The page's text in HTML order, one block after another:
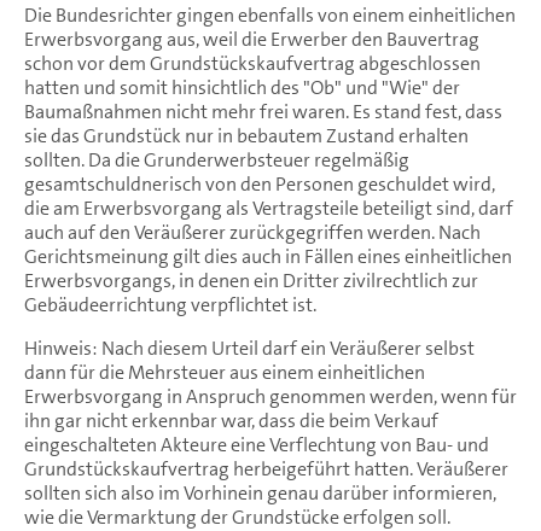
Die Bundesrichter gingen ebenfalls von einem einheitlichen
Erwerbsvorgang aus, weil die Erwerber den Bauvertrag
schon vor dem Grundstückskaufvertrag abgeschlossen
hatten und somit hinsichtlich des "Ob" und "Wie" der
Baumaßnahmen nicht mehr frei waren. Es stand fest, dass
sie das Grundstück nur in bebautem Zustand erhalten
sollten. Da die Grunderwerbsteuer regelmäßig
gesamtschuldnerisch von den Personen geschuldet wird,
die am Erwerbsvorgang als Vertragsteile beteiligt sind, darf
auch auf den Veräußerer zurückgegriffen werden. Nach
Gerichtsmeinung gilt dies auch in Fällen eines einheitlichen
Erwerbsvorgangs, in denen ein Dritter zivilrechtlich zur
Gebäudeerrichtung verpflichtet ist.
Hinweis: Nach diesem Urteil darf ein Veräußerer selbst
dann für die Mehrsteuer aus einem einheitlichen
Erwerbsvorgang in Anspruch genommen werden, wenn für
ihn gar nicht erkennbar war, dass die beim Verkauf
eingeschalteten Akteure eine Verflechtung von Bau- und
Grundstückskaufvertrag herbeigeführt hatten. Veräußerer
sollten sich also im Vorhinein genau darüber informieren,
wie die Vermarktung der Grundstücke erfolgen soll.